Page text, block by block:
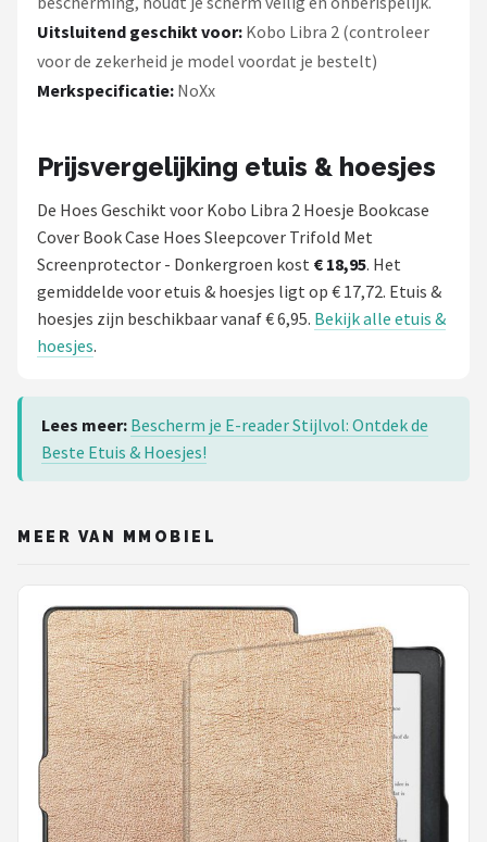
Uitsluitend geschikt voor: Kobo Libra 2 (controleer
voor de zekerheid je model voordat je bestelt)
Merkspecificatie: NoXx
Prijsvergelijking etuis & hoesjes
De Hoes Geschikt voor Kobo Libra 2 Hoesje Bookcase
Cover Book Case Hoes Sleepcover Trifold Met
Screenprotector - Donkergroen kost € 18,95. Het
gemiddelde voor etuis & hoesjes ligt op € 17,72. Etuis &
hoesjes zijn beschikbaar vanaf € 6,95. Bekijk alle etuis &
hoesjes.
Lees meer: Bescherm je E-reader Stijlvol: Ontdek de
Beste Etuis & Hoesjes!
MEER VAN MMOBIEL